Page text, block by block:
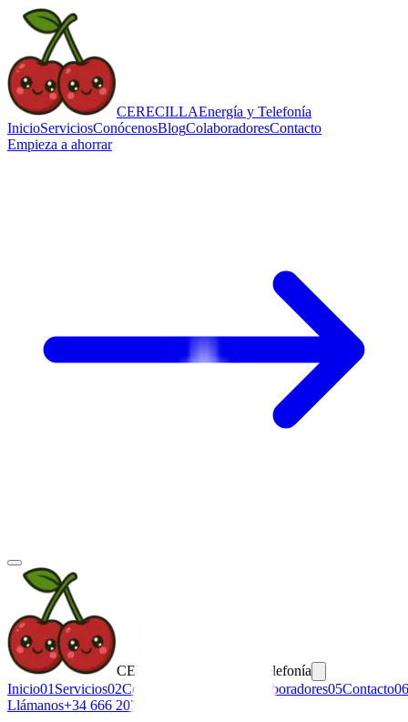
CERECILLAEnergía y Telefonía
InicioServiciosConócenosBlogColaboradoresContacto
Empieza a ahorrar
CERECILLA
Energía y Telefonía
Inicio01 Servicios02Conócenos Colaboradores05Contacto06
Llámanos+34 666 207 398